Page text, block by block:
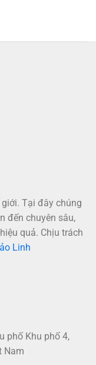
Tại đây chúng
đến chuyên sâu,
quả. Chịu trách
Linh
phố Khu phố 4,
Nam